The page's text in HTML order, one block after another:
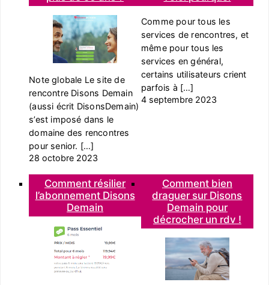
Note globale Le site de
rencontre Disons Demain
(aussi écrit DisonsDemain)
s’est imposé dans le
domaine des rencontres
pour senior. […]
28 octobre 2023
Comme pour tous les
services de rencontres, et
même pour tous les
services en général,
certains utilisateurs crient
parfois à […]
4 septembre 2023
Comment résilier
l’abonnement Disons
Demain
Comment bien
draguer sur Disons
Demain pour
décrocher un rdv !